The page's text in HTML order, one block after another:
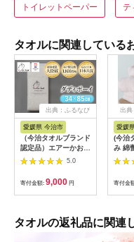
トイレットペーパー テ
タオルに関連している
出典：ふるなび
愛媛県 今治市
（今治タオルブランド
認定品）エアーかお
る ダディボーイ フ
ェイスタオル １枚
（スノーホワイト）
【I002220FT1SW】
浅野撚糸 スーパー
5.0
寄付金額: 9,000 円
出典
愛媛
(今治
み 綿
ル3
【
【
寄付金
タオルの返礼品に関連